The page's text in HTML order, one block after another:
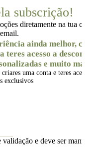
subscrição!
diretamente na tua caixa
ainda melhor, cria
acesso a descontos
e muito mais.
uma conta e teres acesso a
exclusivos
e deve ser mantido